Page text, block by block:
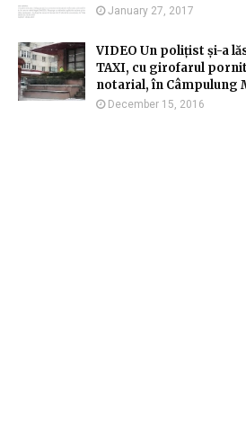
January 27, 2017
VIDEO Un polițist și-a
TAXI, cu girofarul
notarial, în Câmpulung
December 15, 2016